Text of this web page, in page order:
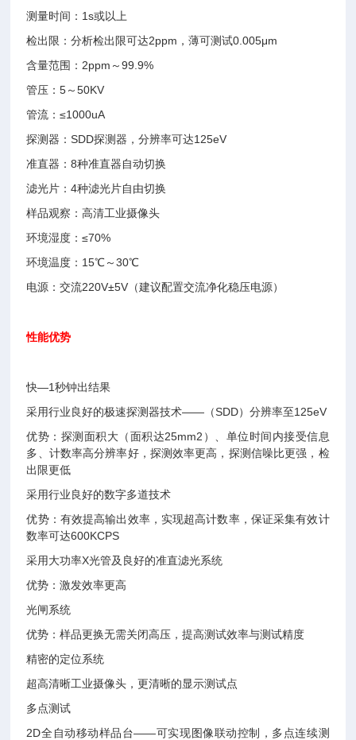
测量时间：1s或以上
检出限：分析检出限可达2ppm，薄可测试0.005μm
含量范围：2ppm～99.9%
管压：5～50KV
管流：≤1000uA
探测器：SDD探测器，分辨率可达125eV
准直器：8种准直器自动切换
滤光片：4种滤光片自由切换
样品观察：高清工业摄像头
环境湿度：≤70%
环境温度：15℃～30℃
电源：交流220V±5V（建议配置交流净化稳压电源）
性能优势
快—1秒钟出结果
采用行业良好的极速探测器技术——（SDD）分辨率至125eV
优势：探测面积大（面积达25mm2）、单位时间内接受信息
多、计数率高分辨率好，探测效率更高，探测信噪比更强，检
出限更低
采用行业良好的数字多道技术
优势：有效提高输出效率，实现超高计数率，保证采集有效计
数率可达600KCPS
采用大功率X光管及良好的准直滤光系统
优势：激发效率更高
光闸系统
优势：样品更换无需关闭高压，提高测试效率与测试精度
精密的定位系统
超高清晰工业摄像头，更清晰的显示测试点
多点测试
2D全自动移动样品台——可实现图像联动控制，多点连续测